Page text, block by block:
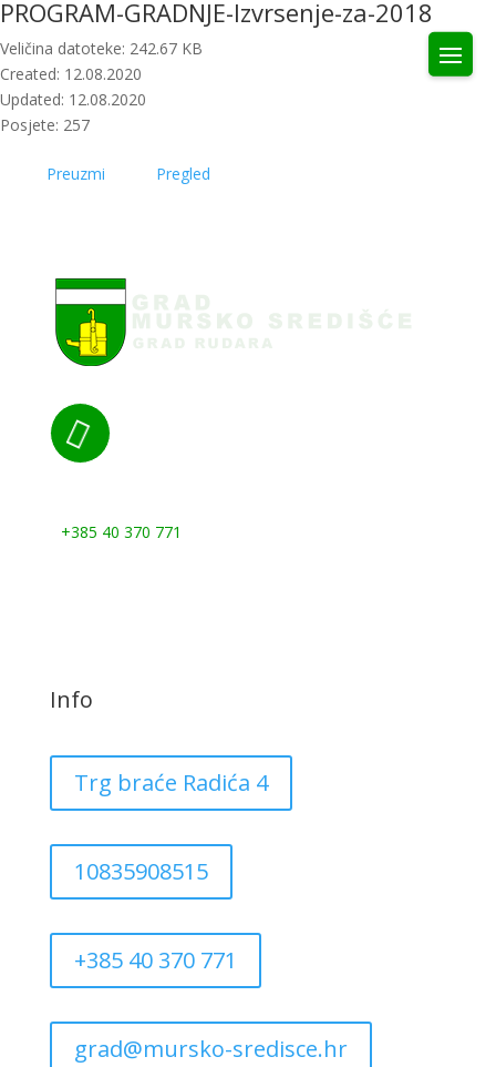
PROGRAM-GRADNJE-Izvrsenje-za-2018
Veličina datoteke: 242.67 KB
Created: 12.08.2020
Updated: 12.08.2020
Posjete: 257
Preuzmi Pregled

+385 40 370 771
Info
Trg braće Radića 4
10835908515
+385 40 370 771
grad@mursko-sredisce.hr